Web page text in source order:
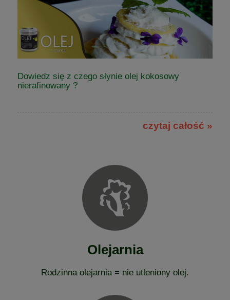
Dowiedz się z czego słynie olej kokosowy
nierafinowany ?
czytaj całość »
Olejarnia
Rodzinna olejarnia = nie utleniony olej.